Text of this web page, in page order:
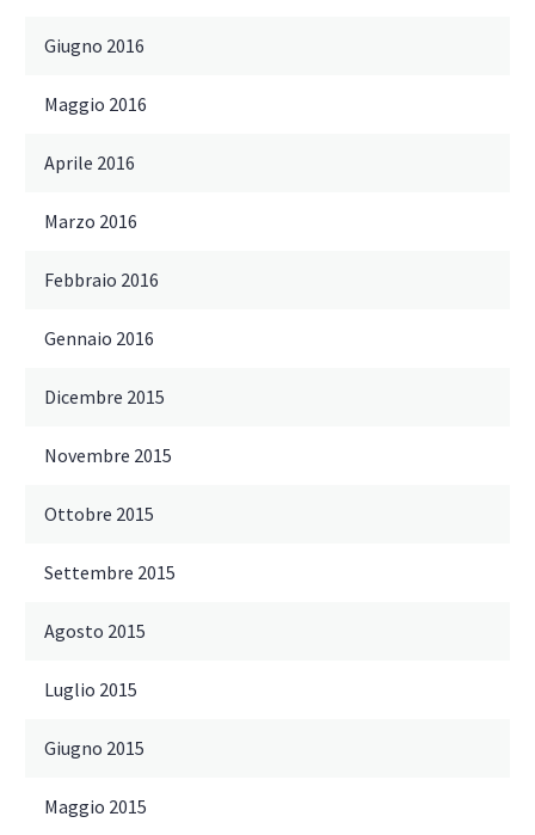
Giugno 2016
Maggio 2016
Aprile 2016
Marzo 2016
Febbraio 2016
Gennaio 2016
Dicembre 2015
Novembre 2015
Ottobre 2015
Settembre 2015
Agosto 2015
Luglio 2015
Giugno 2015
Maggio 2015